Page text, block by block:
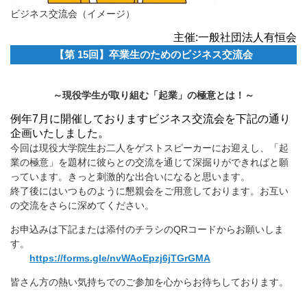
ビジネス交流会（イメージ）
主催:一般社団法人有恒会
【第 15回】卒業生のためのビジネス交流会
～現役学生が取り組む「起業」の極意とは！～
例年7月に開催しておりますビジネス交流会を下記の通り
企画いたしました。
今回は現役大学院生お二人をゲストスピーカーにお迎えし、「起
業の極意」を題材に彼らとの交流を通じて深掘りができればと願
っています。きっと刺激的な出合いになると思います。
終了後にはいつものように懇親会をご用意しております。お互い
の交流をさらに深めてください。
お申込みは下記または添付のチラシのQRコードからお願いしま
す。
https://forms.gle/nvWAoEpzj6jTGrGMA
皆さん方の熱い気持ちでのご参加を心からお待ちしております。